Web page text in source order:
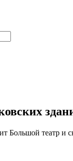
Большой театр и